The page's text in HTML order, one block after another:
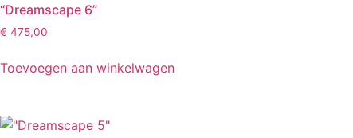
“Dreamscape 6”
€ 475,00
Toevoegen aan winkelwagen